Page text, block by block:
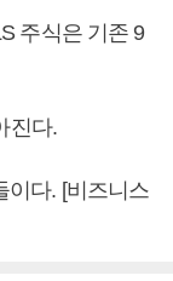
주식은 기존 9
진다.
이다. [비즈니스